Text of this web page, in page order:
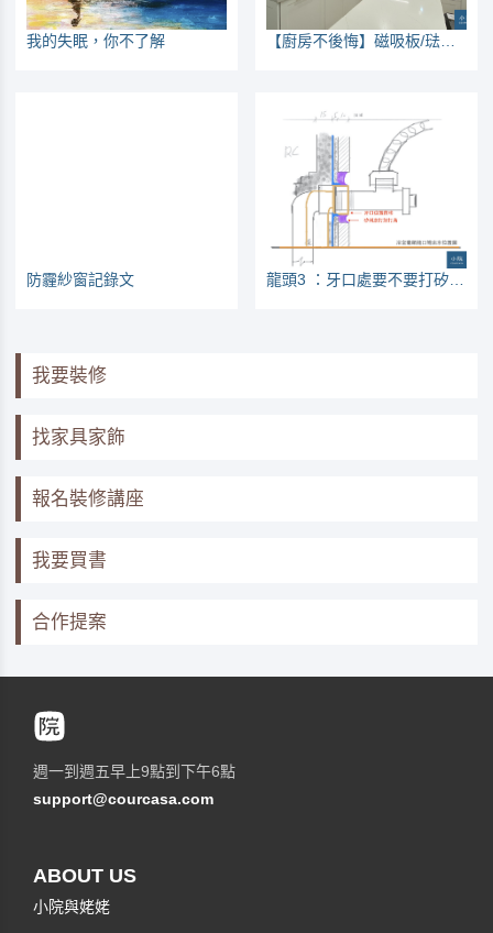
我的失眠，你不了解
防霾紗窗記錄文
我要裝修
找家具家飾
報名裝修講座
我要買書
合作提案
週一到週五早上9點到下午6點
support@courcasa.com
ABOUT US
小院與姥姥